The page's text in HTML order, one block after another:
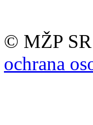
© MŽP
ochrana